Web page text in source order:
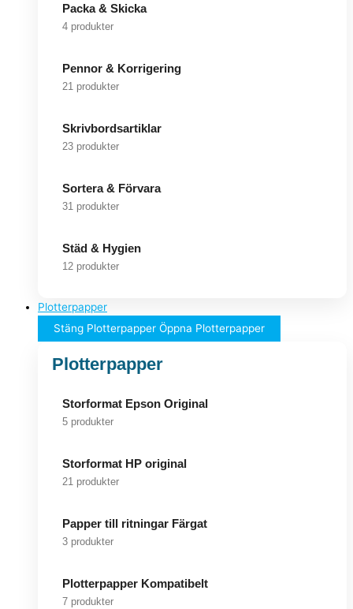
Packa & Skicka
4 produkter
Pennor & Korrigering
21 produkter
Skrivbordsartiklar
23 produkter
Sortera & Förvara
31 produkter
Städ & Hygien
12 produkter
Plotterpapper
Stäng Plotterpapper Öppna Plotterpapper
Plotterpapper
Storformat Epson Original
5 produkter
Storformat HP original
21 produkter
Papper till ritningar Färgat
3 produkter
Plotterpapper Kompatibelt
7 produkter